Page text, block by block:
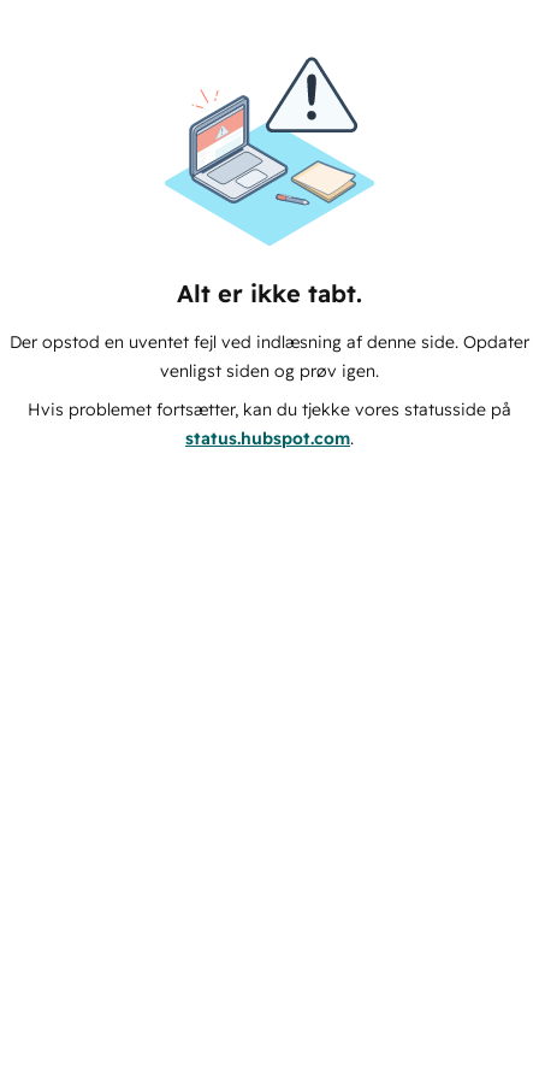
Alt er ikke tabt.
Der opstod en uventet fejl ved indlæsning af denne side. Opdater
venligst siden og prøv igen.
Hvis problemet fortsætter, kan du tjekke vores statusside på
status.hubspot.com.